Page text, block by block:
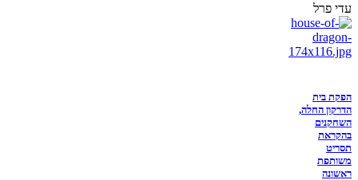
עדי פרל
הפקת בית
הדרקון החלה,
השחקנים
בהקראת
תסריט
משותפת
ראשונה